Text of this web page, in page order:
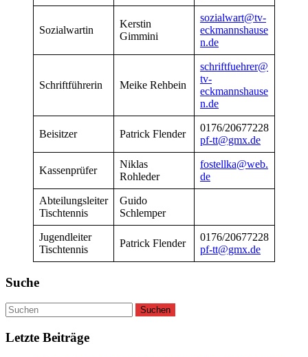
Sozialwartin
Kerstin
Gimmini
sozialwart@tv-
eckmannshause
n.de
Schriftführerin Meike Rehbein
schriftfuehrer@
tv-
eckmannshause
n.de
Beisitzer Patrick Flender
0176/20677228
pf-tt@gmx.de
Kassenprüfer
Niklas
Rohleder
fostellka@web.
de
Abteilungsleiter
Tischtennis
Guido
Schlemper
Jugendleiter
Tischtennis
Patrick Flender
0176/20677228
pf-tt@gmx.de
Suche
Letzte Beiträge